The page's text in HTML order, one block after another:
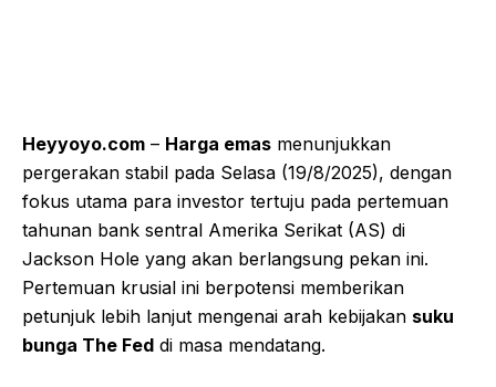
Heyyoyo.com – Harga emas menunjukkan
pergerakan stabil pada Selasa (19/8/2025), dengan
fokus utama para investor tertuju pada pertemuan
tahunan bank sentral Amerika Serikat (AS) di
Jackson Hole yang akan berlangsung pekan ini.
Pertemuan krusial ini berpotensi memberikan
petunjuk lebih lanjut mengenai arah kebijakan suku
bunga The Fed di masa mendatang.